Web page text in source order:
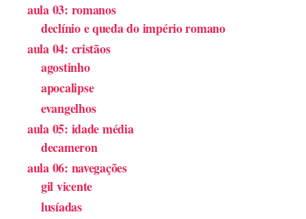
aula 03: romanos
declínio e queda do império romano
aula 04: cristãos
agostinho
apocalipse
evangelhos
aula 05: idade média
decameron
aula 06: navegações
gil vicente
lusíadas